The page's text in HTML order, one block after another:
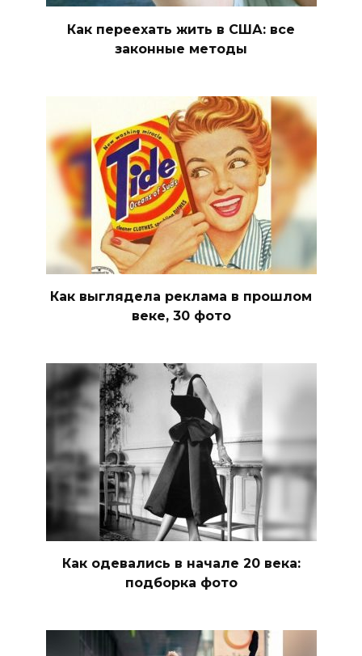
Как переехать жить в США: все
законные методы
Как выглядела реклама в прошлом
веке, 30 фото
Как одевались в начале 20 века:
подборка фото